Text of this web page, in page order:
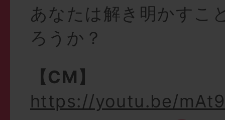
あなたは解き明かすこ
ろうか？
【CM】
https://youtu.be/